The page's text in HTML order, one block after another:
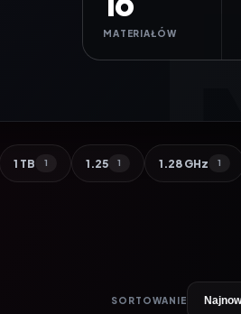
MATERIAŁÓW
1 TB 1 1.25 1 1.28 GHz 1
SORTOWANIE